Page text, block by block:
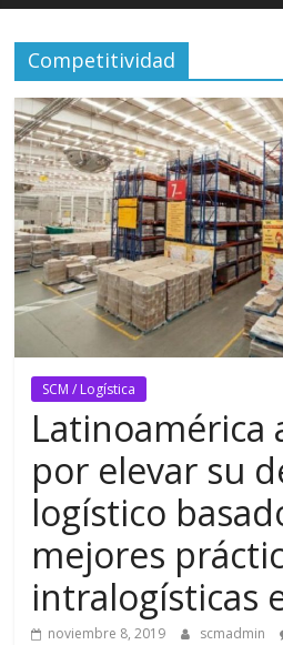
Competitividad
SCM / Logística
Latinoamérica
por elevar su
logístico
mejores
intralogísticas
noviembre 8, 2019 scmadmin